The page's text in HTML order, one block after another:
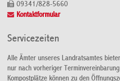
09341/828-5660
Kontaktformular
Servicezeiten
Alle Ämter unseres Landratsamtes
nur nach vorheriger
Kompostplätze können zu den